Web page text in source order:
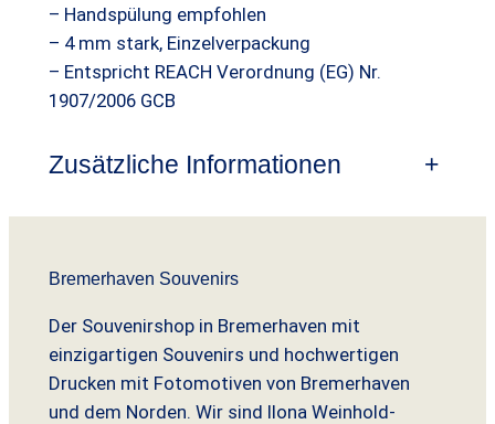
e
i
s
a
r
1
7
,
9
t
:
,
9
€
.
– Handspülung empfohlen
– 4 mm stark, Einzelverpackung
– Entspricht REACH Verordnung (EG) Nr.
1907/2006 GCB
Zusätzliche Informationen +
Bremerhaven Souvenirs
Der Souvenirshop in Bremerhaven mit
einzigartigen Souvenirs und hochwertigen
Drucken mit Fotomotiven von Bremerhaven
und dem Norden. Wir sind Ilona Weinhold-